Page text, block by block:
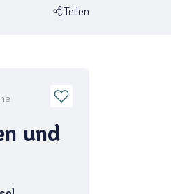
Teilen
und